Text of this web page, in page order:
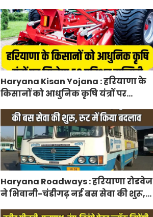
लिए आवेदन
Haryana Kisan Yojana : हरियाणा के
किसानों को आधुनिक कृषि यंत्रों पर
आवेदन
Haryana Roadways : हरियाणा रोडवेज
ने भिवानी-चंडीगढ़ नई बस सेवा की शुरू,